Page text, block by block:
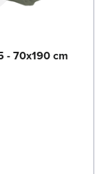
- 70x190 cm